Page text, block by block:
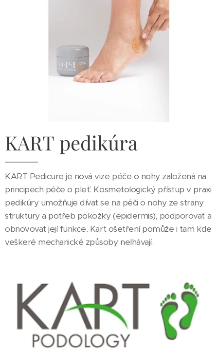
KART pedikúra
KART Pedicure je nová vize péče o nohy založená na
principech péče o pleť. Kosmetologický přístup v praxi
pedikúry umožňuje dívat se na péči o nohy ze strany
struktury a potřeb pokožky (epidermis), podporovat a
obnovovat její funkсe. Kart ošetření pomůže i tam kde
veškeré mechanické způsoby nelhávají.